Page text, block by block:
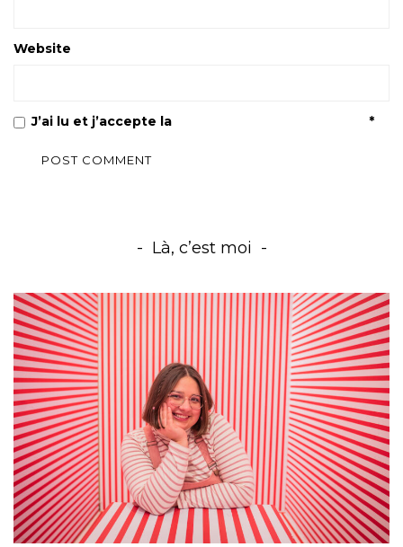
Website
J’ai lu et j’accepte la *
Là, c’est moi